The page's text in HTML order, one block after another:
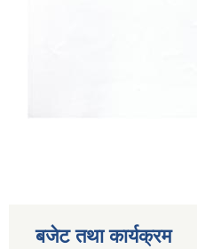
बजेट तथा कार्यक्रम